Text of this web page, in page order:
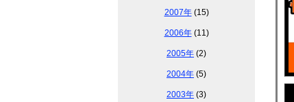
2007年(15)
2006年(11)
2005年 (2)
2004年 (5)
2003年 (3)